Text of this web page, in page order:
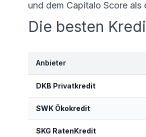
und dem Capitalo Score
Die besten
Anbieter
DKB Privatkredit
SWK Ökokredit
SKG RatenKredit